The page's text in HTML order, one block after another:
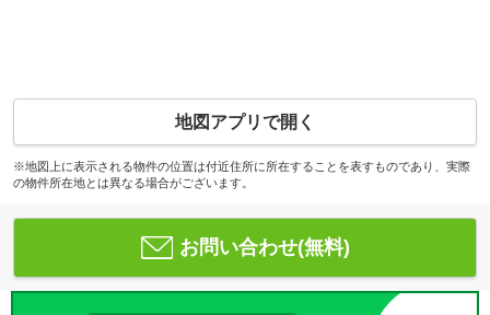
地図アプリで開く
※地図上に表示される物件の位置は付近住所に所在することを表すものであり、実際
の物件所在地とは異なる場合がございます。
お問い合わせ(無料)